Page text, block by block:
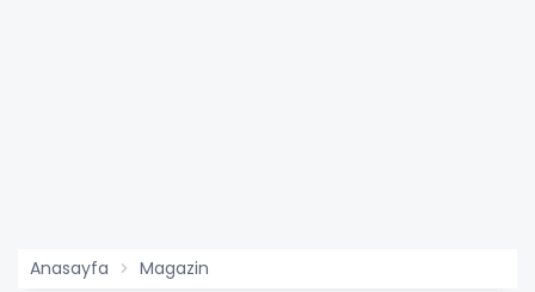
Anasayfa Magazin